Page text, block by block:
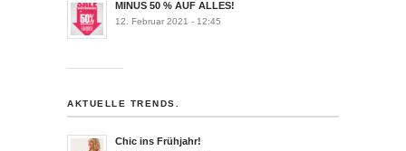
MINUS 50 % AUF ALLES!
12. Februar 2021 - 12:45
AKTUELLE TRENDS.
Chic ins Frühjahr!